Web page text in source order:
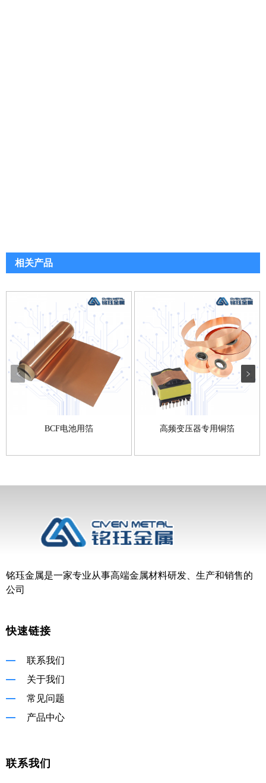
相关产品
BCF电池用箔 高频变压器专用铜箔
铭珏金属是一家专业从事高端金属材料研发、生产和销售的
公司
快速链接
联系我们
关于我们
常见问题
产品中心
联系我们